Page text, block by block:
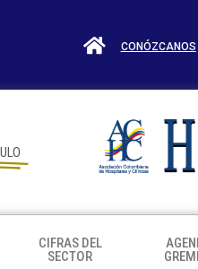
CONÓZCANOS
CIFRAS DEL
SECTOR